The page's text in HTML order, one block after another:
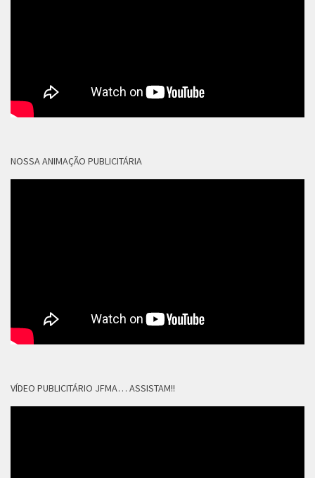
NOSSA ANIMAÇÃO PUBLICITÁRIA
VÍDEO PUBLICITÁRIO JFMA… ASSISTAM!!